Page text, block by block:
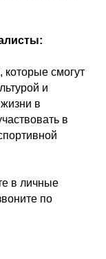
смогут
и
в
в
в личные
по